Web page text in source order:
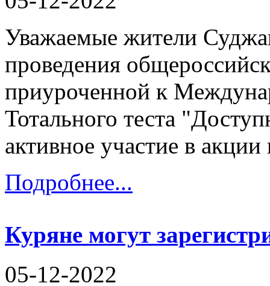
Уважаемые жители
проведения
приуроченной к
Тотального теста
активное участие в
Подробнее...
Куряне могут
05-12-2022